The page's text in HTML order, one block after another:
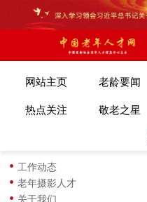
网站主页 老龄要闻
热点关注 敬老之星
各地动态
生活新知
工作动态
老年摄影人才
关于我们